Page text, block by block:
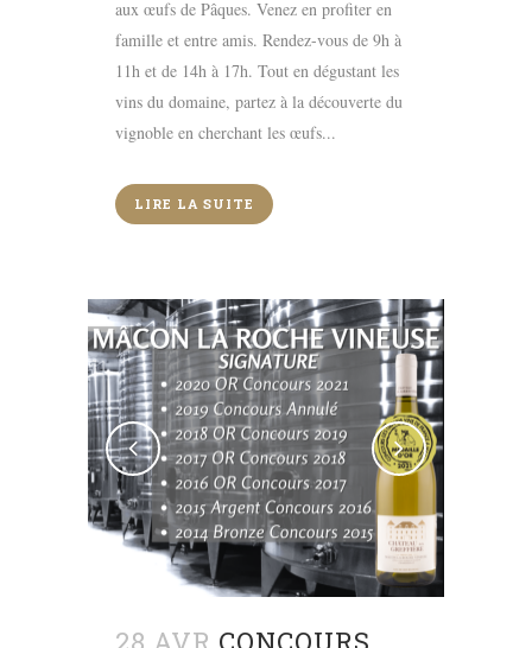
aux œufs de Pâques. Venez en profiter en
famille et entre amis. Rendez-vous de 9h à
11h et de 14h à 17h. Tout en dégustant les
vins du domaine, partez à la découverte du
vignoble en cherchant les œufs...
LIRE LA SUITE